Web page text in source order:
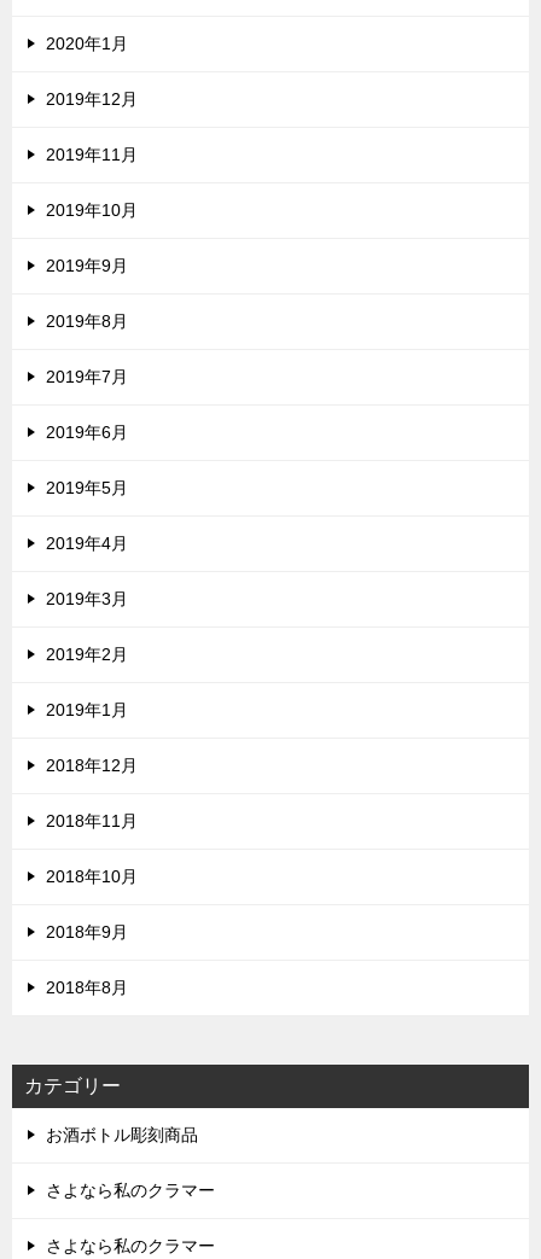
2020年1月
2019年12月
2019年11月
2019年10月
2019年9月
2019年8月
2019年7月
2019年6月
2019年5月
2019年4月
2019年3月
2019年2月
2019年1月
2018年12月
2018年11月
2018年10月
2018年9月
2018年8月
カテゴリー
お酒ボトル彫刻商品
さよなら私のクラマー
さよなら私のクラマー